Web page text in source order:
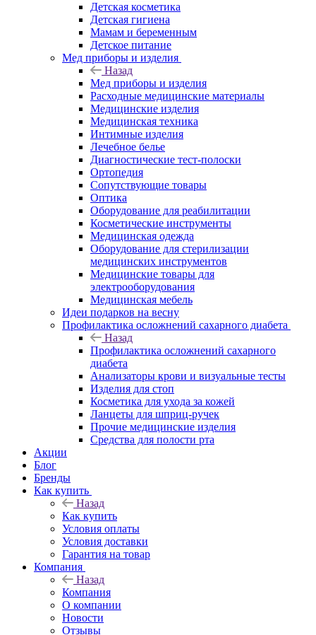
Детская косметика
Детская гигиена
Мамам и беременным
Детское питание
Мед приборы и изделия
Назад
Мед приборы и изделия
Расходные медицинские материалы
Медицинские изделия
Медицинская техника
Интимные изделия
Лечебное белье
Диагностические тест-полоски
Ортопедия
Сопутствующие товары
Оптика
Оборудование для реабилитации
Косметические инструменты
Медицинская одежда
Оборудование для стерилизации
медицинских инструментов
Медицинские товары для
электрооборудования
Медицинская мебель
Идеи подарков на весну
Профилактика осложнений сахарного диабета
Назад
Профилактика осложнений сахарного
диабета
Анализаторы крови и визуальные тесты
Изделия для стоп
Косметика для ухода за кожей
Ланцеты для шприц-ручек
Прочие медицинские изделия
Средства для полости рта
Акции
Блог
Бренды
Как купить
Назад
Как купить
Условия оплаты
Условия доставки
Гарантия на товар
Компания
Назад
Компания
О компании
Новости
Отзывы